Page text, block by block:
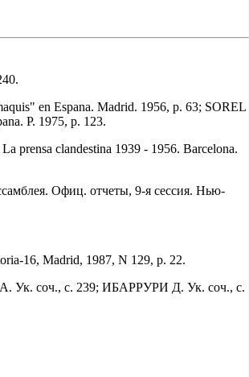
en Espana. Madrid. 1956, p. 63; SOREL
P. 1975, p. 123.
prensa clandestina 1939 - 1956. Barcelona.
Офиц. отчеты, 9-я сессия. Нью-
16, Madrid, 1987, N 129, p. 22.
соч., с. 239; ИБАРРУРИ Д. Ук. соч., с.